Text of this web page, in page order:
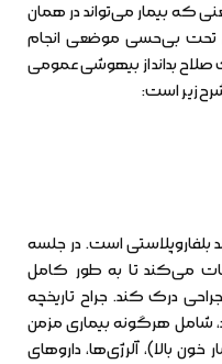
که بیمار می‌تواند در همان
تحت بی‌حسی موضعی انجام
بداند از بیهوشی عمومی
زیر است:
بلفاروپلاستی است. در جلسه
می‌کند تا به طور کامل
درک کند. جراح تاریخچه
شامل هرگونه بیماری مزمن
خون بالا)، آلرژی‌ها، داروهای